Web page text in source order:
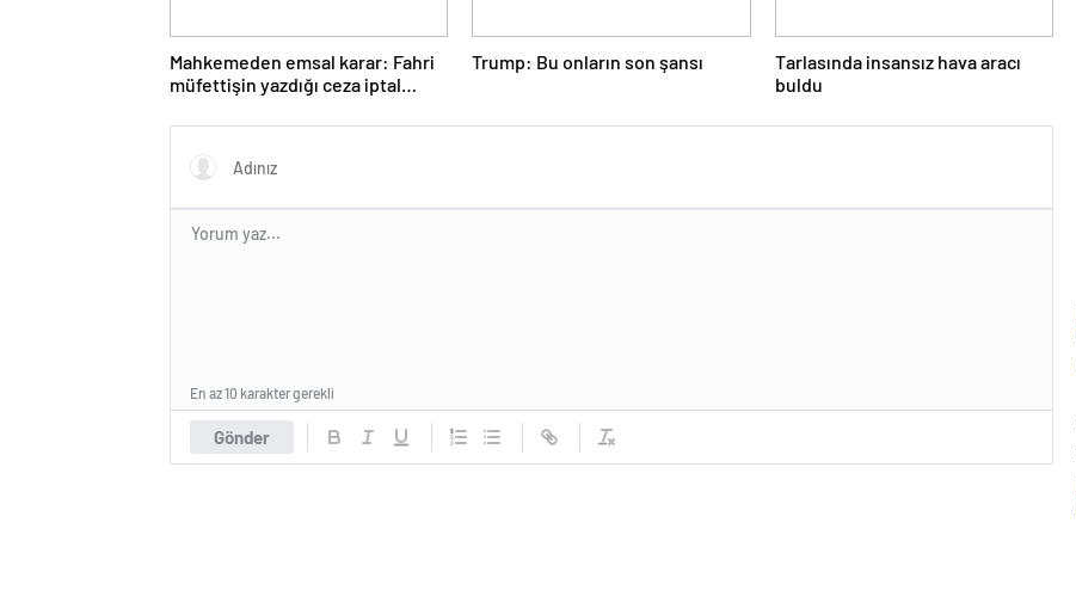
Mahkemeden emsal karar: Fahri
müfettişin yazdığı ceza iptal
Trump: Bu onların son şansı
Tarlasında insansız hava aracı
buldu
Gönder
En az 10 karakter gerekli